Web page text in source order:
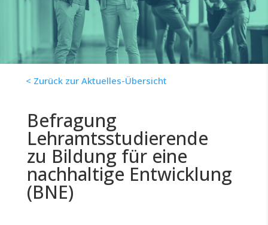
< Zurück zur Aktuelles-Übersicht
Befragung
Lehramtsstudierende
zu Bildung für eine
nachhaltige Entwicklung
(BNE)